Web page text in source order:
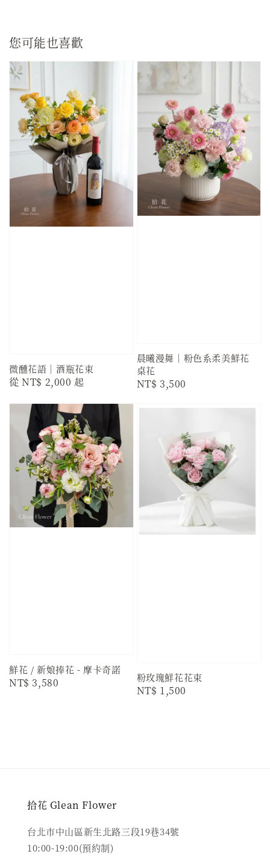
您可能也喜歡
微醺花語｜酒瓶花束
Regular
從NT$ 2,000 起
晨曦漫舞｜粉色系柔美鮮花
桌花
Regular
NT$ 3,500
鮮花 / 新娘捧花 - 摩卡奇諾
Regular
NT$ 3,580 粉玫瑰鮮花花束
Regular
NT$ 1,500
拾花 Glean Flower
台北市中山區新生北路三段19巷34號
10:00-19:00(預約制)